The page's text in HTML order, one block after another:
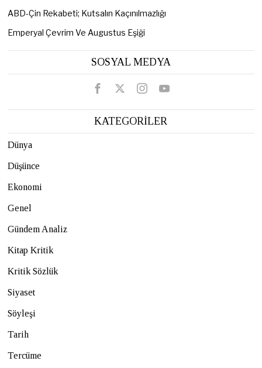
ABD-Çin Rekabeti; Kutsalın Kaçınılmazlığı
Emperyal Çevrim Ve Augustus Eşiği
SOSYAL MEDYA
KATEGORİLER
Dünya
Düşünce
Ekonomi
Genel
Gündem Analiz
Kitap Kritik
Kritik Sözlük
Siyaset
Söyleşi
Tarih
Tercüme